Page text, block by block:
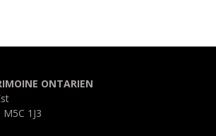
ONTARIEN
1J3